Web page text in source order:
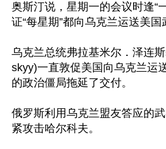
奥斯汀说，星期一的会议时逢“
证“每星期”都向乌克兰运送美国
乌克兰总统弗拉基米尔．泽连
skyy)一直敦促美国向乌克兰运
的政治僵局拖延了交付。
俄罗斯利用乌克兰盟友答应的
紧攻击哈尔科夫。